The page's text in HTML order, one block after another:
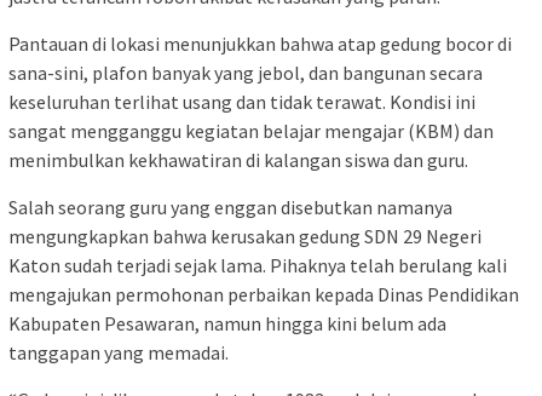
Pantauan di lokasi menunjukkan bahwa atap gedung bocor di
sana-sini, plafon banyak yang jebol, dan bangunan secara
keseluruhan terlihat usang dan tidak terawat. Kondisi ini
sangat mengganggu kegiatan belajar mengajar (KBM) dan
menimbulkan kekhawatiran di kalangan siswa dan guru.
Salah seorang guru yang enggan disebutkan namanya
mengungkapkan bahwa kerusakan gedung SDN 29 Negeri
Katon sudah terjadi sejak lama. Pihaknya telah berulang kali
mengajukan permohonan perbaikan kepada Dinas Pendidikan
Kabupaten Pesawaran, namun hingga kini belum ada
tanggapan yang memadai.